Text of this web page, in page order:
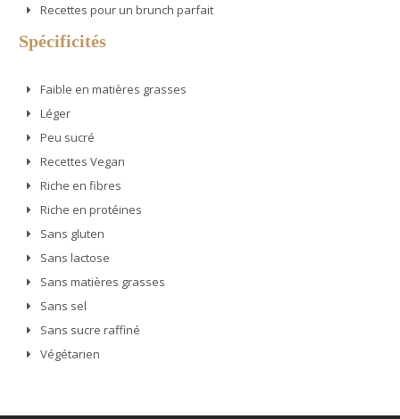
Recettes pour un brunch parfait
Spécificités
Faible en matières grasses
Léger
Peu sucré
Recettes Vegan
Riche en fibres
Riche en protéines
Sans gluten
Sans lactose
Sans matières grasses
Sans sel
Sans sucre raffiné
Végétarien